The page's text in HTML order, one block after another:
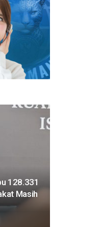
128.331
Masih